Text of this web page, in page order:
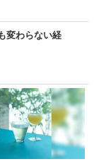
変わらない経